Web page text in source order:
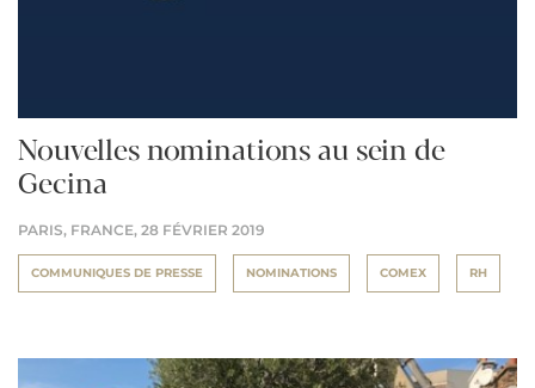
Nouvelles nominations au sein de
Gecina
PARIS, FRANCE, 28 FÉVRIER 2019
COMMUNIQUES DE PRESSE NOMINATIONS COMEX RH